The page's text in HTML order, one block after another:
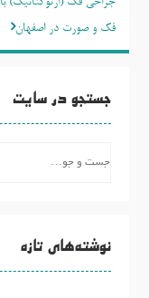
نوشته
فک و صورت در اصفهان
جستجو در سایت
نوشته‌های تازه